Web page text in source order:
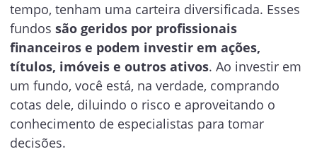
tempo, tenham uma carteira diversificada. Esses
fundos são geridos por profissionais
financeiros e podem investir em ações,
títulos, imóveis e outros ativos. Ao investir em
um fundo, você está, na verdade, comprando
cotas dele, diluindo o risco e aproveitando o
conhecimento de especialistas para tomar
decisões.